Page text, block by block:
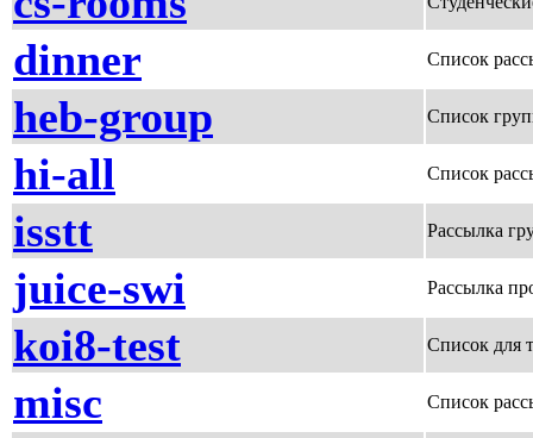
dinner Список
heb-group Список
hi-all Список
isstt Рассылка
juice-swi Рассылка
koi8-test Список для
misc Список